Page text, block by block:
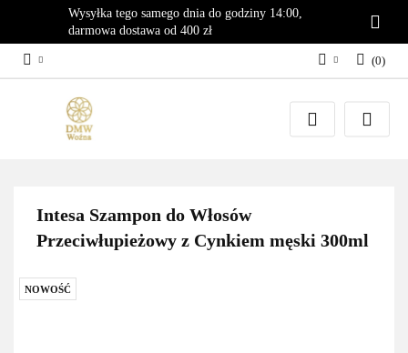
Wysyłka tego samego dnia do godziny 14:00,
darmowa dostawa od 400 zł
Zaloguj się
Załóż konto
(0)
Intesa Szampon do Włosów
Przeciwłupieżowy z Cynkiem męski 300ml
NOWOŚĆ